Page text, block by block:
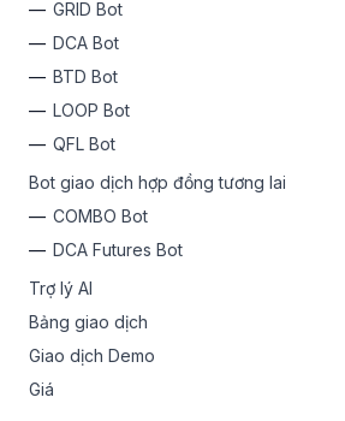
GRID Bot
DCA Bot
BTD Bot
LOOP Bot
QFL Bot
Bot giao dịch hợp đồng tương lai
COMBO Bot
DCA Futures Bot
Trợ lý AI
Bảng giao dịch
Giao dịch Demo
Giá